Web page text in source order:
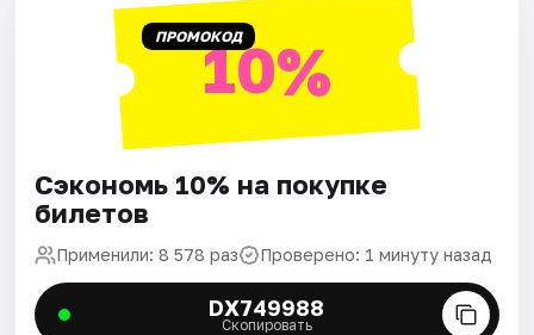
ПРОМОКОД10%
Сэкономь 10% на покупке
билетов
Применили: 8 578 раз Проверено: 1 минуту назад
DX749988
Скопировать